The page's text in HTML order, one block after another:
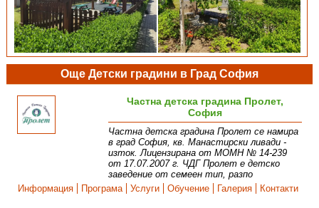
Още Детски градини в Град София
Частна детска градина Пролет,
София
Частна детска градина Пролет се намира
в град София, кв. Манастирски ливади -
изток. Лицензирана от МОМН № 14-239
от 17.07.2007 г. ЧДГ Пролет е детско
заведение от семеен тип, разпо
Информация
Програма Услуги Обучение Галерия Контакти